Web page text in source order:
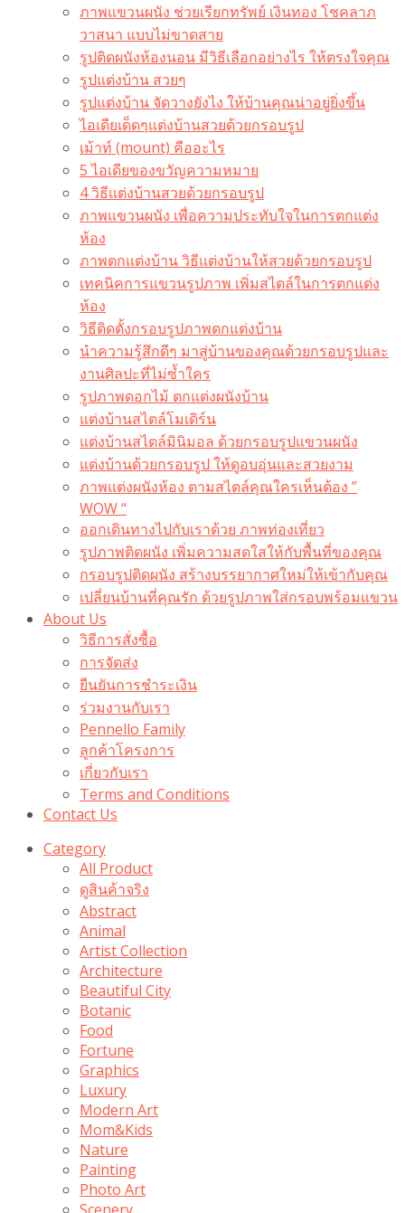
ภาพแขวนผนัง ช่วยเรียกทรัพย์ เงินทอง โชคลาภ
วาสนา แบบไม่ขาดสาย
รูปติดผนังห้องนอน มีวิธีเลือกอย่างไร ให้ตรงใจคุณ
รูปแต่งบ้าน สวยๆ
รูปแต่งบ้าน จัดวางยังไง ให้บ้านคุณน่าอยู่ยิ่งขึ้น
ไอเดียเด็ดๆแต่งบ้านสวยด้วยกรอบรูป
เม้าท์ (mount) คืออะไร​
5 ไอเดียของขวัญความหมาย
4 วิธีแต่งบ้านสวยด้วยกรอบรูป
ภาพแขวนผนัง เพื่อความประทับใจในการตกแต่ง
ห้อง
ภาพตกแต่งบ้าน วิธีแต่งบ้านให้สวยด้วยกรอบรูป
เทคนิคการแขวนรูปภาพ เพิ่มสไตล์ในการตกแต่ง
ห้อง
วิธีติดตั้งกรอบรูปภาพตกแต่งบ้าน
นำความรู้สึกดีๆ มาสู่บ้านของคุณด้วยกรอบรูปและ
งานศิลปะที่ไม่ซ้ำใคร
รูปภาพดอกไม้ ตกแต่งผนังบ้าน
แต่งบ้านสไตล์โมเดิร์น
แต่งบ้านสไตล์มินิมอล ด้วยกรอบรูปแขวนผนัง
แต่งบ้านด้วยกรอบรูป ให้ดูอบอุ่นและสวยงาม
ภาพแต่งผนังห้อง ตามสไตล์คุณใครเห็นต้อง ”
WOW “
ออกเดินทางไปกับเราด้วย ภาพท่องเที่ยว
รูปภาพติดผนัง เพิ่มความสดใสให้กับพื้นที่ของคุณ
กรอบรูปติดผนัง สร้างบรรยากาศใหม่ให้เข้ากับคุณ
เปลี่ยนบ้านที่คุณรัก ด้วยรูปภาพใส่กรอบพร้อมแขวน​
About Us
วิธีการสั่งซื้อ
การจัดส่ง
ยืนยันการชำระเงิน
ร่วมงานกับเรา
Pennello Family
ลูกค้าโครงการ
เกี่ยวกับเรา
Terms and Conditions
Contact Us
Category
All Product
ดูสินค้าจริง
Abstract
Animal
Artist Collection
Architecture
Beautiful City
Botanic
Food
Fortune
Graphics
Luxury
Modern Art
Mom&Kids
Nature
Painting
Photo Art
Scenery